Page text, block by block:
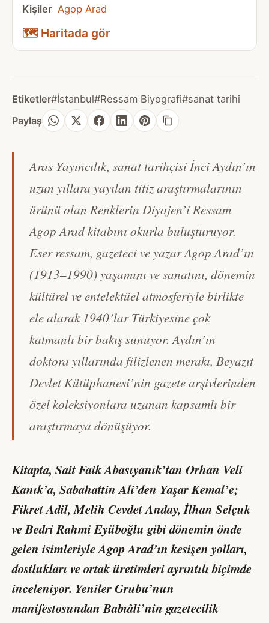
Kişiler Agop Arad
🗺️ Haritada gör
Etiketler#İstanbul#Ressam Biyografi#sanat tarihi
Paylaş
Aras Yayıncılık, sanat tarihçisi İnci Aydın’ın
uzun yıllara yayılan titiz araştırmalarının
ürünü olanRenklerin Diyojen’i Ressam
Agop Aradkitabını okurla buluşturuyor.
Eser ressam, gazeteci ve yazar Agop Arad’ın
(1913–1990) yaşamını ve sanatını, dönemin
kültürel ve entelektüel atmosferiyle birlikte
ele alarak 1940’lar Türkiyesine çok
katmanlı bir bakış sunuyor. Aydın’ın
doktora yıllarında filizlenen merakı, Beyazıt
Devlet Kütüphanesi’nin gazete arşivlerinden
özel koleksiyonlara uzanan kapsamlı bir
araştırmaya dönüşüyor.
Kitapta, Sait Faik Abasıyanık’tan Orhan Veli
Kanık’a, Sabahattin Ali’den Yaşar Kemal’e;
Fikret Adil, Melih Cevdet Anday, İlhan Selçuk
ve Bedri Rahmi Eyüboğlu gibi dönemin önde
gelen isimleriyle Agop Arad’ın kesişen yolları,
dostlukları ve ortak üretimleri ayrıntılı biçimde
inceleniyor. Yeniler Grubu’nun
manifestosundan Babıâli’nin gazetecilik